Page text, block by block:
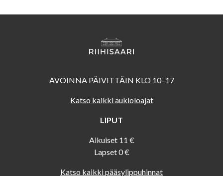
AVOINNA PÄIVITTÄIN KLO 10–17
Katso kaikki aukioloajat
LIPUT
Aikuiset 11 €
Lapset 0 €
Katso kaikki pääsylippuhinnat